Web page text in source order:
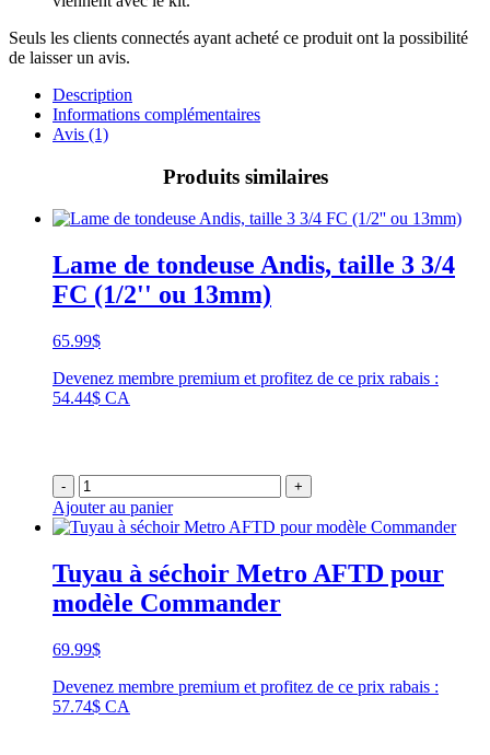
Seuls les clients connectés ayant acheté ce produit ont la possibilité
de laisser un avis.
Description
Informations complémentaires
Avis (1)
Produits similaires
Lame de tondeuse Andis, taille 3 3/4
FC (1/2'' ou 13mm)
65.99$
Devenez membre premium et profitez de ce prix rabais :
54.44$ CA
- +
Ajouter au panier
Tuyau à séchoir Metro AFTD pour
modèle Commander
69.99$
Devenez membre premium et profitez de ce prix rabais :
57.74$ CA